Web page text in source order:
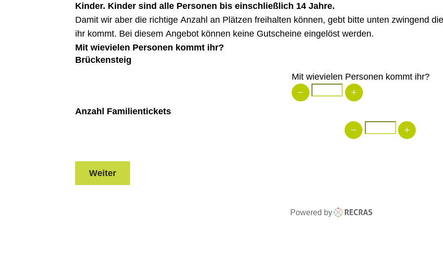
Kinder. Kinder sind alle Personen bis einschließlich 14 Jahre.
Damit wir aber die richtige Anzahl an Plätzen freihalten können, gebt bitte unten zwingend
ihr kommt. Bei diesem Angebot können keine Gutscheine eingelöst werden.
Mit wievielen Personen kommt ihr?
Brückensteig
Mit wievielen Personen kommt ihr?
Anzahl Familientickets
Weiter
Powered by